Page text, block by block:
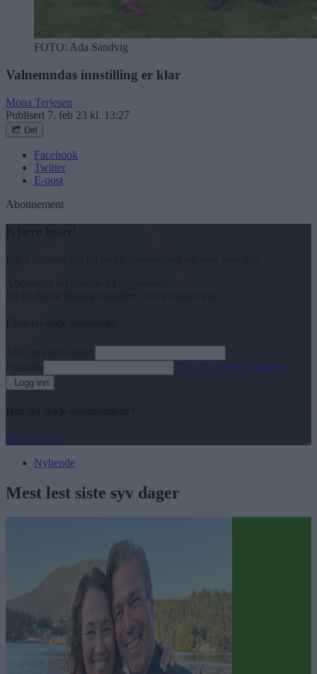
FOTO: Ada Sandvig
Valnemndas innstilling er klar
Mona Terjesen
Publisert 7. feb 23 kl. 13:27
Del
Facebook
Twitter
E-post
Abonnement
Har du gløymt passordet?
Logg inn
Bli abonnent
Nyhende
Mest lest siste syv dager